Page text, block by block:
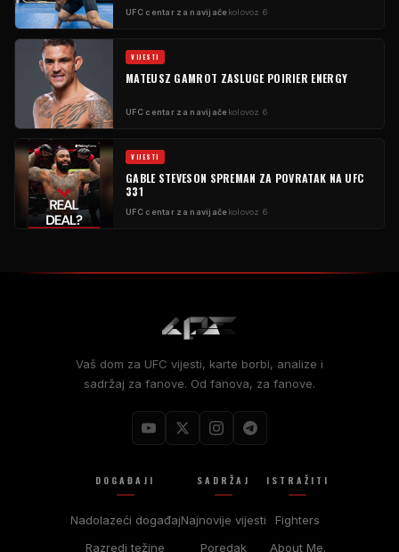
UFC centar za navijačekolovoz 6
VIJESTI
MATEUSZ GAMROT ZASLUGE POIRIER ENERGY
UFC centar za navijačekolovoz 6
VIJESTI
GABLE STEVESON SPREMAN ZA POVRATAK NA UFC
331
UFC centar za navijačekolovoz 6
Vaš dom za UFC vijesti, karte borbi, analize i
sadržaj za fanove. Od fanova, za fanove.
DOGAĐAJI
Nadolazeći događaj
Razredi težine
SADRŽAJ
Najnovije vijesti
Poredak
ISTRAŽITI
Fighters
About Me.